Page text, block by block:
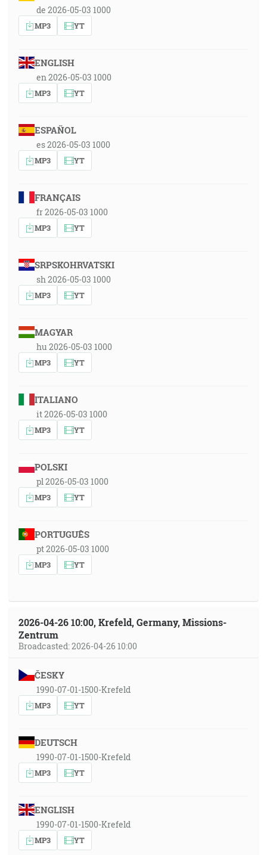
de 2026-05-03 1000
MP3 YT
ENGLISH
en 2026-05-03 1000
MP3 YT
ESPAÑOL
es 2026-05-03 1000
MP3 YT
FRANÇAIS
fr 2026-05-03 1000
MP3 YT
SRPSKOHRVATSKI
sh 2026-05-03 1000
MP3 YT
MAGYAR
hu 2026-05-03 1000
MP3 YT
ITALIANO
it 2026-05-03 1000
MP3 YT
POLSKI
pl 2026-05-03 1000
MP3 YT
PORTUGUÊS
pt 2026-05-03 1000
MP3 YT
2026-04-26 10:00, Krefeld, Germany, Missions-
Zentrum
Broadcasted: 2026-04-26 10:00
ČESKY
1990-07-01-1500-Krefeld
MP3 YT
DEUTSCH
1990-07-01-1500-Krefeld
MP3 YT
ENGLISH
1990-07-01-1500-Krefeld
MP3 YT